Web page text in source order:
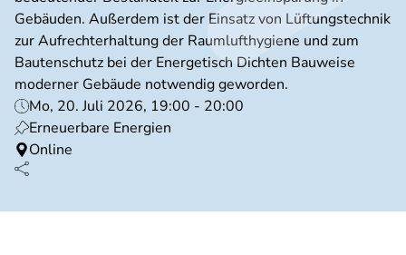
Gebäuden. Außerdem ist der Einsatz von Lüftungstechnik
zur Aufrechterhaltung der Raumlufthygiene und zum
Bautenschutz bei der Energetisch Dichten Bauweise
moderner Gebäude notwendig geworden.
Mo, 20. Juli 2026, 19:00 - 20:00
Erneuerbare Energien
Online